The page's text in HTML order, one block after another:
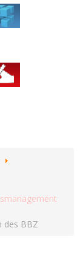
des BBZ